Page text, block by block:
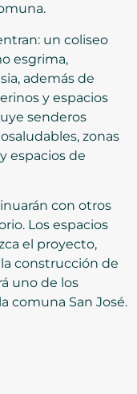
un coliseo
esgrima,
además de
y espacios
senderos
zonas
espacios de
con otros
Los espacios
el proyecto,
construcción de
uno de los
comuna San José.